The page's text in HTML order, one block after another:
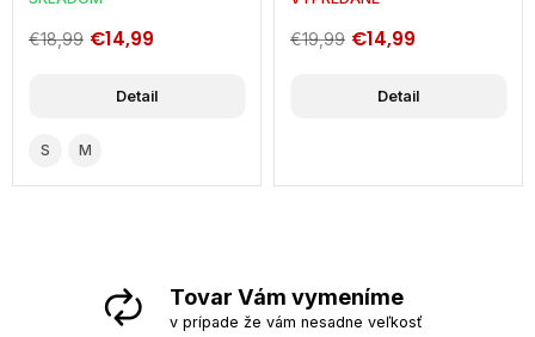
€18,99 €14,99
Detail
S M
€19,99 €14,99
Detail
Tovar Vám vymeníme
v prípade že vám nesadne veľkosť